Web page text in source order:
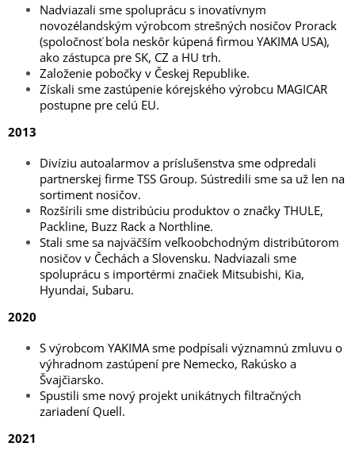
Nadviazali sme spoluprácu s inovatívnym
novozélandským výrobcom strešných nosičov Prorack
(spoločnosť bola neskôr kúpená firmou YAKIMA USA),
ako zástupca pre SK, CZ a HU trh.
Založenie pobočky v Českej Republike.
Získali sme zastúpenie kórejského výrobcu MAGICAR
postupne pre celú EU.
2013
Divíziu autoalarmov a príslušenstva sme odpredali
partnerskej firme TSS Group. Sústredili sme sa už len na
sortiment nosičov.
Rozšírili sme distribúciu produktov o značky THULE,
Packline, Buzz Rack a Northline.
Stali sme sa najväčším veľkoobchodným distribútorom
nosičov v Čechách a Slovensku. Nadviazali sme
spoluprácu s importérmi značiek Mitsubishi, Kia,
Hyundai, Subaru.
2020
S výrobcom YAKIMA sme podpísali významnú zmluvu o
výhradnom zastúpení pre Nemecko, Rakúsko a
Švajčiarsko.
Spustili sme nový projekt unikátnych filtračných
zariadení Quell.
2021